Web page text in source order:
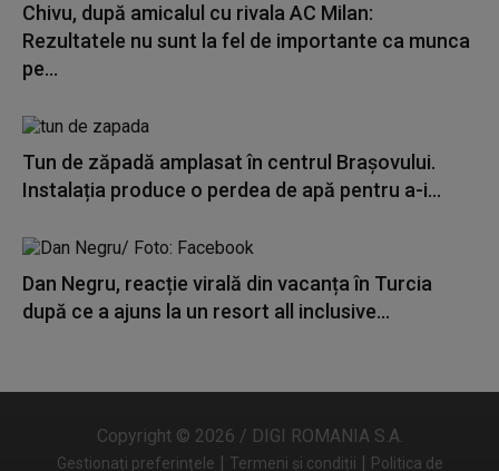
Chivu, după amicalul cu rivala AC Milan:
Rezultatele nu sunt la fel de importante ca munca
pe...
Tun de zăpadă amplasat în centrul Brașovului.
Instalația produce o perdea de apă pentru a-i...
Dan Negru, reacție virală din vacanța în Turcia
după ce a ajuns la un resort all inclusive...
Copyright © 2026 / DIGI ROMANIA S.A.
Gestionați preferințele | Termeni și condiții | Politica de